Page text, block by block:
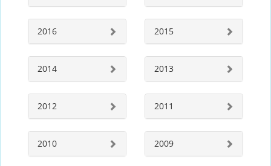
2016 2015
2014 2013
2012 2011
2010 2009